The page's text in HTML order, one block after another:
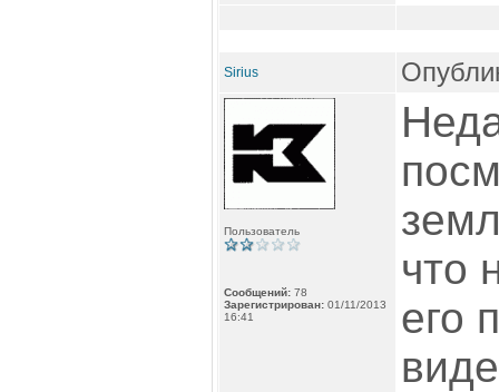
Sirius
Пользователь
Сообщений: 78
Зарегистрирован: 01/11/2013
16:41
что
его